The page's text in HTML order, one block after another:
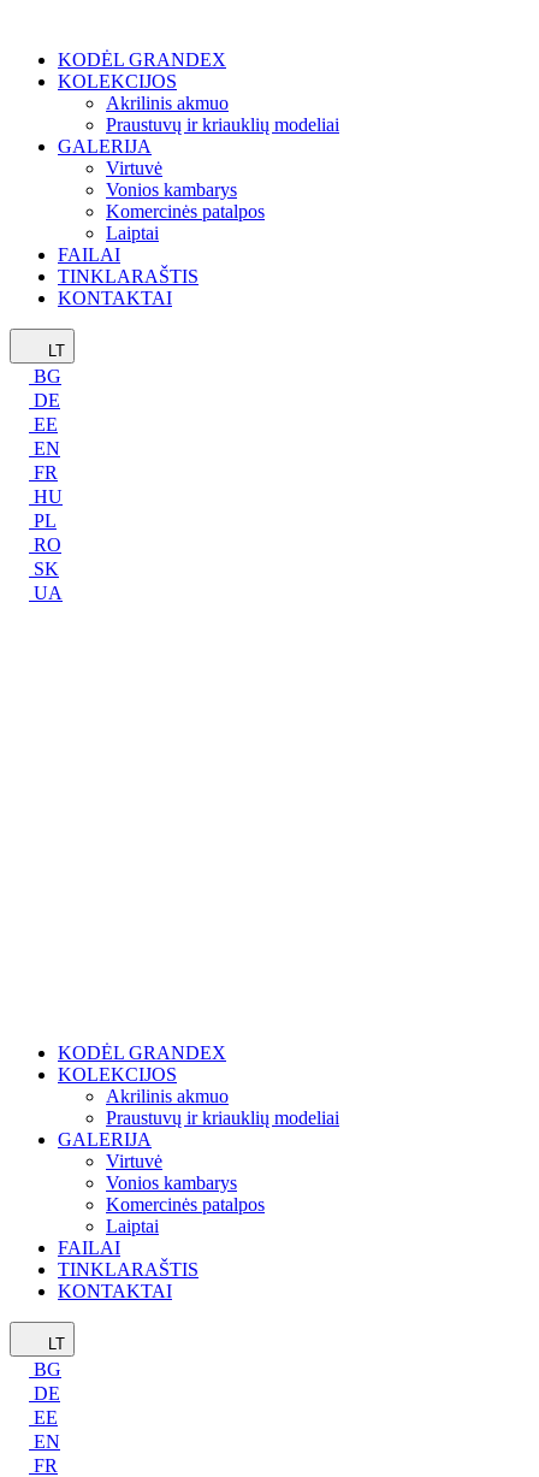
KODĖL GRANDEX
KOLEKCIJOS
Akrilinis akmuo
Praustuvų ir kriauklių modeliai
GALERIJA
Virtuvė
Vonios kambarys
Komercinės patalpos
Laiptai
FAILAI
TINKLARAŠTIS
KONTAKTAI
LT
BG
DE
EE
EN
FR
HU
PL
RO
SK
UA
KODĖL GRANDEX
KOLEKCIJOS
Akrilinis akmuo
Praustuvų ir kriauklių modeliai
GALERIJA
Virtuvė
Vonios kambarys
Komercinės patalpos
Laiptai
FAILAI
TINKLARAŠTIS
KONTAKTAI
LT
BG
DE
EE
EN
FR